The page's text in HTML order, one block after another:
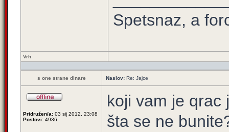
Spetsnaz, a
Vrh
s one strane dinare Naslov: Re: Jajce
Pridružen/a: 03 sij 2012, 23:08
Postovi: 4936
koji vam je qrac
šta se ne